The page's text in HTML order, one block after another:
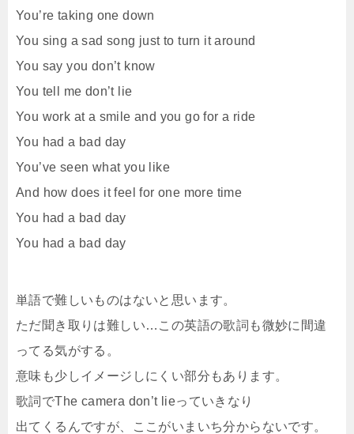
You’re taking one down
You sing a sad song just to turn it around
You say you don’t know
You tell me don’t lie
You work at a smile and you go for a ride
You had a bad day
You’ve seen what you like
And how does it feel for one more time
You had a bad day
You had a bad day
単語で難しいものはないと思います。
ただ聞き取りは難しい…この英語の歌詞も微妙に間違
ってる気がする。
意味も少しイメージしにくい部分もあります。
歌詞でThe camera don’t lieっていきなり
出てくるんですが、ここがいまいち分からないです。